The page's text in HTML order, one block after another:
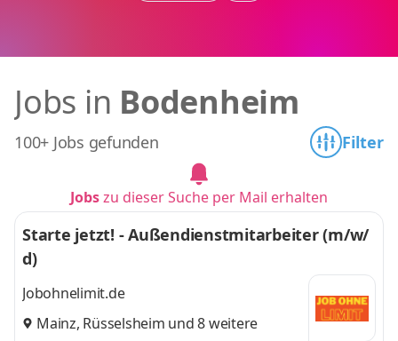
Jobs in Bodenheim
100+ Jobs gefunden Filter
Jobszu dieser Suche per Mail erhalten
Starte jetzt! - Außendienstmitarbeiter (m/w/
d)
Jobohnelimit.de
Mainz, Rüsselsheim und 8 weitere